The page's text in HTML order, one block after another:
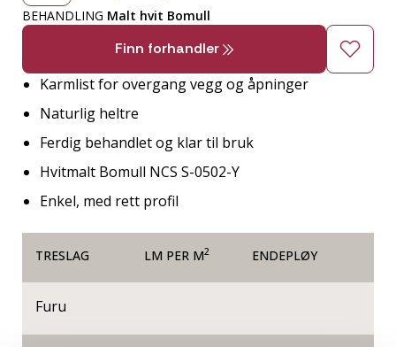
BEHANDLING Malt hvit Bomull
Finn forhandler
Karmlist for overgang vegg og åpninger
Naturlig heltre
Ferdig behandlet og klar til bruk
Hvitmalt Bomull NCS S-0502-Y
Enkel, med rett profil
TRESLAG LM PER M2 ENDEPLØY
Furu